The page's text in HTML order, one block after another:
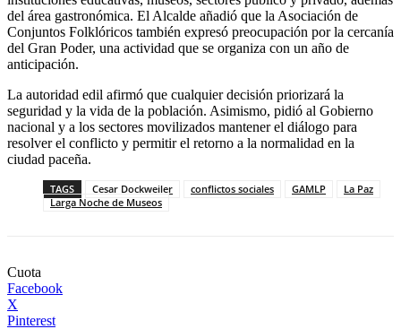
del área gastronómica. El Alcalde añadió que la Asociación de
Conjuntos Folklóricos también expresó preocupación por la cercanía
del Gran Poder, una actividad que se organiza con un año de
anticipación.
La autoridad edil afirmó que cualquier decisión priorizará la
seguridad y la vida de la población. Asimismo, pidió al Gobierno
nacional y a los sectores movilizados mantener el diálogo para
resolver el conflicto y permitir el retorno a la normalidad en la
ciudad paceña.
TAGS Cesar Dockweiler conflictos sociales GAMLP
La Paz
Larga Noche de Museos
Cuota
Facebook
X
Pinterest